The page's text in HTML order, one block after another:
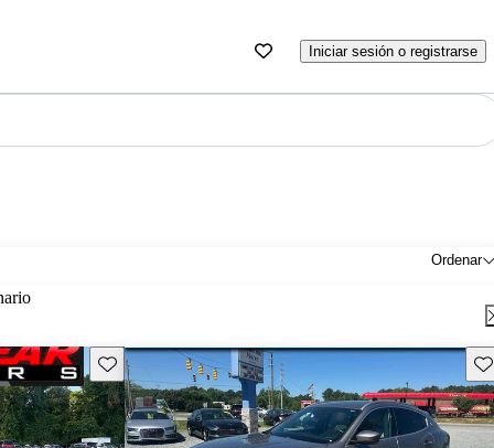
Iniciar sesión o registrarse
Ordenar
Guarda este Aviso